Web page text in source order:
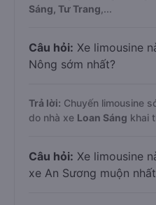
Sáng, Tư Trang ,...
Câu hỏi: Xe limousine
Nông sớm nhất?
Trả lời: Chuyến limousine
do nhà xe Loan Sáng khai
Câu hỏi: Xe limousine
xe An Sương muộn